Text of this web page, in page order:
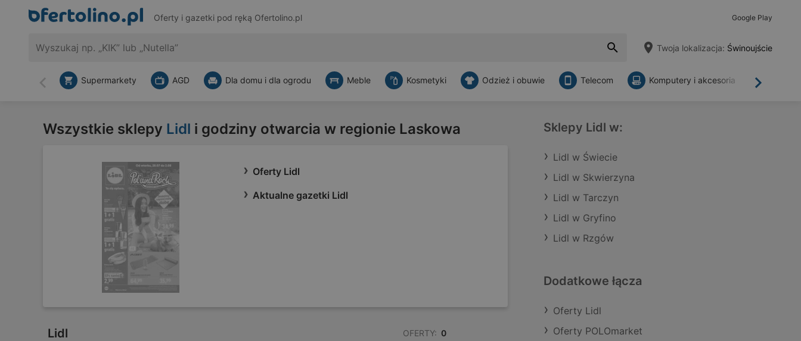
Oferty i gazetki pod ręką Ofertolino.pl Google Play
Twoja lokalizacja: Świnoujście
Wstecz Dalej
Supermarkety AGD Dla domu i dla ogrodu Meble Kosmetyki Odzież i obuwie Telecom Komputery i akcesoria
Wszystkie sklepy Lidl i godziny otwarcia w regionie Laskowa
Oferty Lidl
Aktualne gazetki Lidl
Lidl OFERTY: 0
Sklepy Lidl w:
Lidl w Świecie
Lidl w Skwierzyna
Lidl w Tarczyn
Lidl w Gryfino
Lidl w Rzgów
Dodatkowe łącza
Oferty Lidl
Oferty POLOmarket